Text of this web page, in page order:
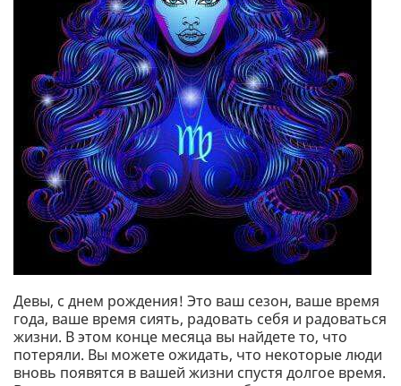
Девы, с днем рождения! Это ваш сезон, ваше время
года, ваше время сиять, радовать себя и радоваться
жизни. В этом конце месяца вы найдете то, что
потеряли. Вы можете ожидать, что некоторые люди
вновь появятся в вашей жизни спустя долгое время.